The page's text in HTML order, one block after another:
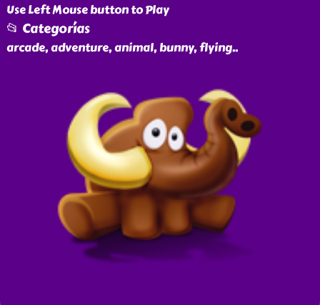
Use Left Mouse button to Play
📂 Categorías
arcade, adventure, animal, bunny, flying..